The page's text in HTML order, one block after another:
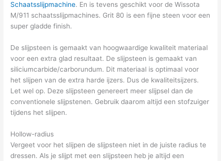
Schaatsslijpmachine. En is tevens geschikt voor de Wissota
M/911 schaatsslijpmachines. Grit 80 is een fijne steen voor een
super gladde finish.
De slijpsteen is gemaakt van hoogwaardige kwaliteit materiaal
voor een extra glad resultaat. De slijpsteen is gemaakt van
siliciumcarbide/carborundum. Dit materiaal is optimaal voor
het slijpen van de extra harde ijzers. Dus de kwaliteitsijzers.
Let wel op. Deze slijpsteen genereert meer slijpsel dan de
conventionele slijpstenen. Gebruik daarom altijd een stofzuiger
tijdens het slijpen.
Hollow-radius
Vergeet voor het slijpen de slijpsteen niet in de juiste radius te
dressen. Als je slijpt met een slijpsteen heb je altijd een